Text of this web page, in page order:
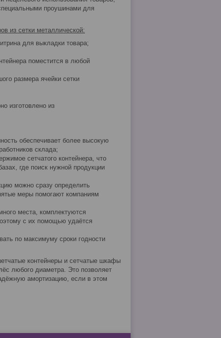
проушинами для
из сетки металлической:
для выкладки товара;
поместится в любой
размера ячейки сетки
изготовлено из
обеспечивает более высокую
склада;
сетчатого контейнера, что
где поиск нужной продукции
можно сразу определить
меры помогают компаниям
места, комплектуются
с их помощью удаётся
по максимуму сроки годности
контейнеры и сетчатые шкафы
любого диаметра. Это позволяет
амортизацию, если в этом